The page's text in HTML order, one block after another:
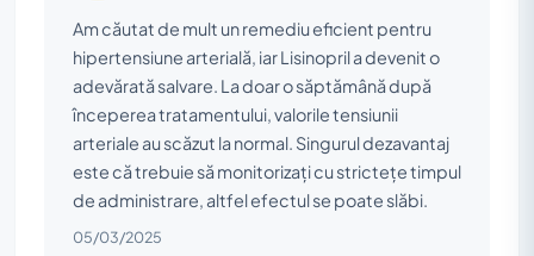
Am căutat de mult un remediu eficient pentru
hipertensiune arterială, iar Lisinopril a devenit o
adevărată salvare. La doar o săptămână după
începerea tratamentului, valorile tensiunii
arteriale au scăzut la normal. Singurul dezavantaj
este că trebuie să monitorizați cu strictețe timpul
de administrare, altfel efectul se poate slăbi.
05/03/2025